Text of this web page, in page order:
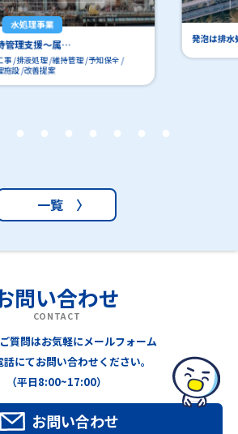
水処理事業
施設の不調サイン…
工
一覧 〉
問い合わせ
CONTACT
質問はお気軽にメールフォーム
話にてお問い合わせください。
（平日8:00~17:00）
お問い合わせ